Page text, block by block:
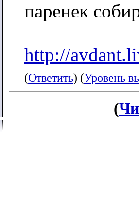
паренек
http://
(Ответить) (Уровень
(